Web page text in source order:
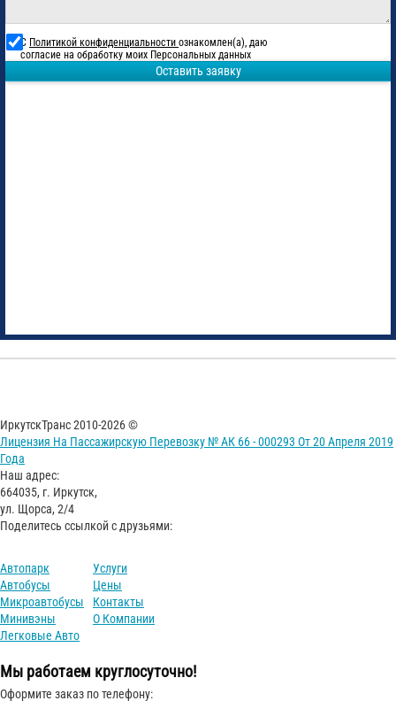
С Политикой конфиденциальности ознакомлен(а), даю
согласие на обработку моих Персональных данных
Оставить заявку
ИркутскТранс 2010-2026 ©
Лицензия На Пассажирскую Перевозку № АК 66 - 000293 От 20 Апреля 2019
Года
Наш адрес:
664035, г. Иркутск,
ул. Щорса, 2/4
Поделитесь ссылкой с друзьями:
Автопарк
Автобусы
Микроавтобусы
Минивэны
Легковые Авто
Услуги
Цены
Контакты
О Компании
Мы работаем круглосуточно!
Оформите заказ по телефону: